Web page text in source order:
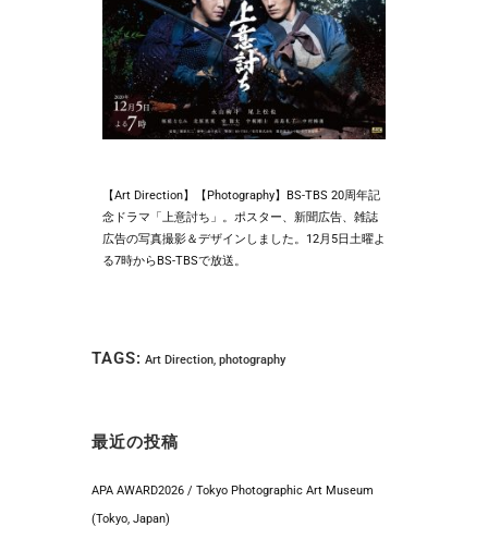
【Art Direction】【Photography】BS-TBS 20周年記
念ドラマ「上意討ち」。ポスター、新聞広告、雑誌
広告の写真撮影＆デザインしました。12月5日土曜よ
る7時からBS-TBSで放送。
TAGS: Art Direction, photography
最近の投稿
APA AWARD2026 / Tokyo Photographic Art Museum
(Tokyo, Japan)